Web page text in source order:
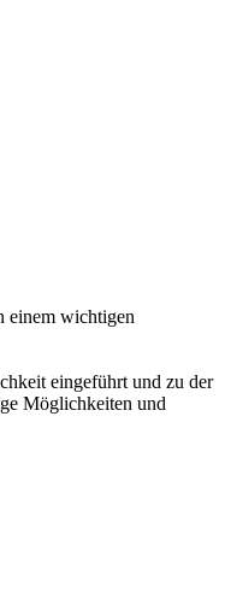
einem wichtigen
eingeführt und zu der
Möglichkeiten und